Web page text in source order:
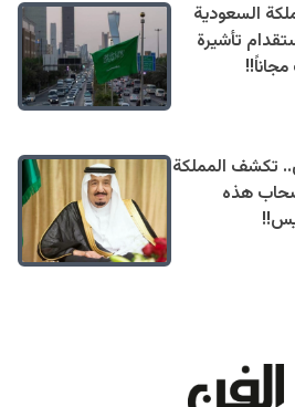
السعودية
تأشيرة
تكشف المملكة
هذه